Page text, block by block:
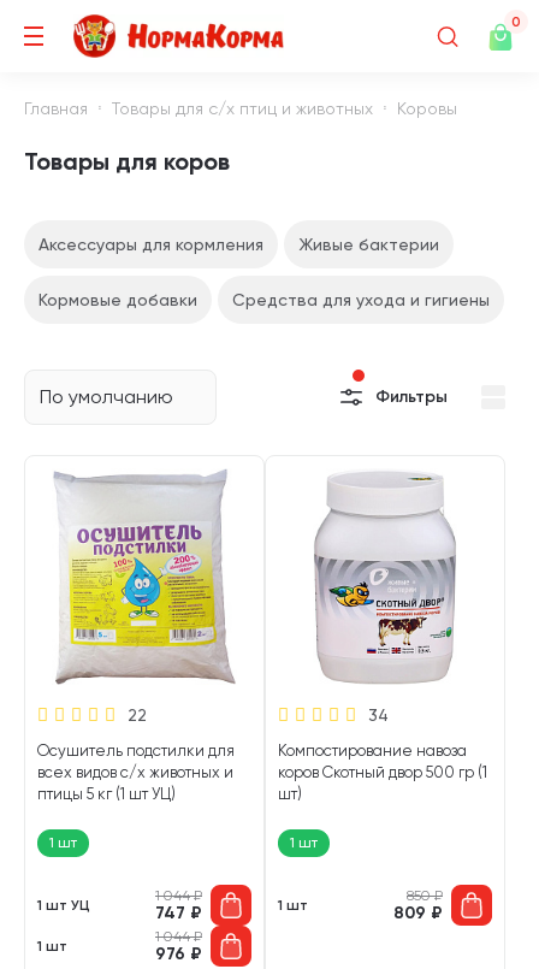
0
Главная Товары для с/х птиц и животных Коровы
Товары для коров
Аксессуары для кормления Живые бактерии
Кормовые добавки Средства для ухода и гигиены
По умолчанию Фильтры
22
Осушитель подстилки для
всех видов с/х животных и
птицы 5 кг (1 шт УЦ)
1 шт
1 шт УЦ
1 044₽
747 ₽
1 шт
1 044₽
976 ₽
34
Компостирование навоза
коров Скотный двор 500 гр (1
шт)
1 шт
1 шт
850₽
809 ₽